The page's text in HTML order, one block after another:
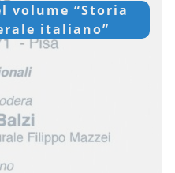
volume “Storia
italiano”